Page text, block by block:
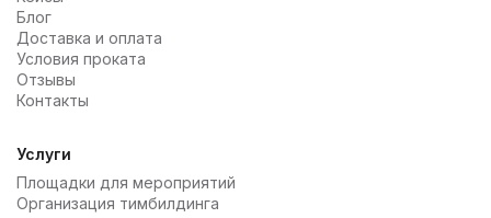
Блог
Доставка и оплата
Условия проката
Отзывы
Контакты
Услуги
Площадки для мероприятий
Организация тимбилдинга